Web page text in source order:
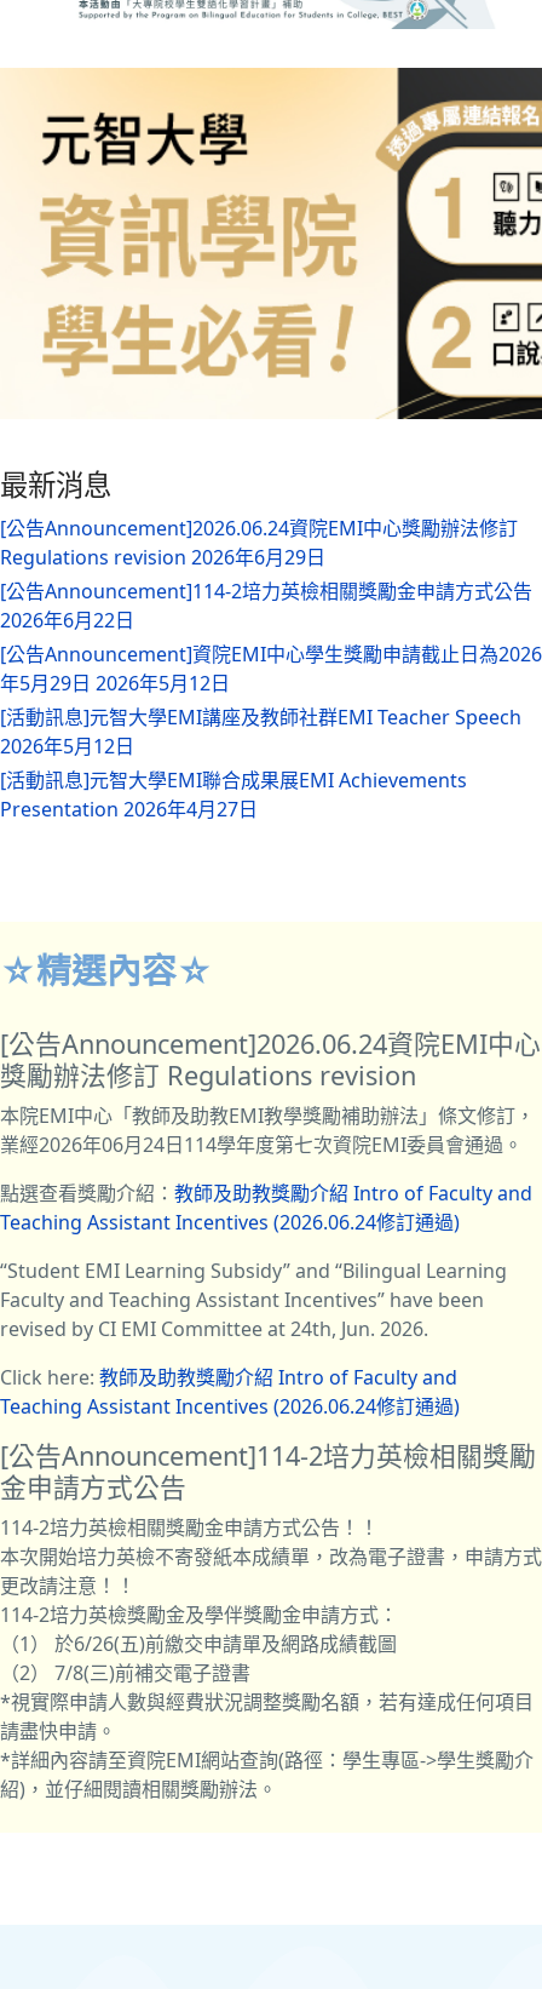
最新消息
[公告Announcement]2026.06.24資院EMI中心獎勵辦法修訂
Regulations revision 2026年6月29日
[公告Announcement]114-2培力英檢相關獎勵金申請方式公告
2026年6月22日
[公告Announcement]資院EMI中心學生獎勵申請截止日為2026
年5月29日 2026年5月12日
[活動訊息]元智大學EMI講座及教師社群EMI Teacher Speech
2026年5月12日
[活動訊息]元智大學EMI聯合成果展EMI Achievements
Presentation 2026年4月27日
☆精選內容☆
[公告Announcement]2026.06.24資院EMI中心
獎勵辦法修訂 Regulations revision
本院EMI中心「教師及助教EMI教學獎勵補助辦法」 條文修訂，
業經2026年06月24日114學年度第七次資院EMI委員會通過。
點選查看獎勵介紹： 教師及助教獎勵介紹 Intro of Faculty and
Teaching Assistant Incentives (2026.06.24修訂通過)
“Student EMI Learning Subsidy” and “Bilingual Learning
Faculty and Teaching Assistant Incentives” have been
revised by CI EMI Committee at 24th, Jun. 2026.
Click here: 教師及助教獎勵介紹 Intro of Faculty and
Teaching Assistant Incentives (2026.06.24修訂通過)
[公告Announcement]114-2培力英檢相關獎勵
金申請方式公告
114-2培力英檢相關獎勵金申請方式公告！！
本次開始培力英檢不寄發紙本成績單，改為電子證書，申請方式
更改請注意！！
114-2培力英檢獎勵金及學伴獎勵金申請方式：
（1） 於6/26(五)前繳交申請單及網路成績截圖
（2） 7/8(三)前補交電子證書
*視實際申請人數與經費狀況調整獎勵名額，若有達成任何項目
請盡快申請。
*詳細內容請至資院EMI網站查詢(路徑：學生專區->學生獎勵介
紹)，並仔細閱讀相關獎勵辦法。